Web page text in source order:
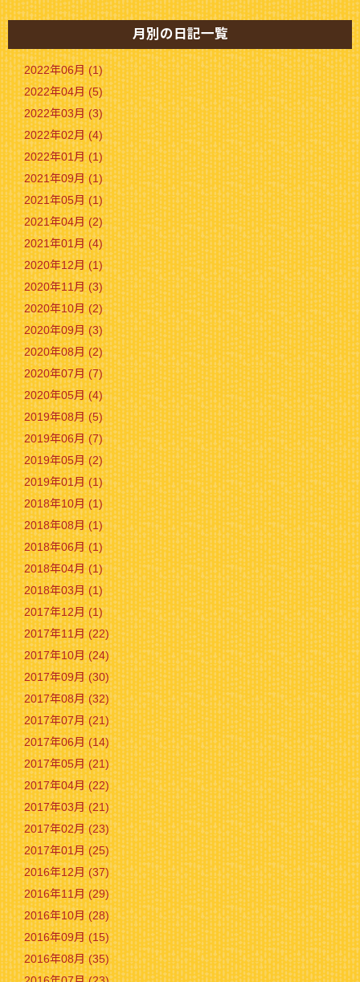
月別の日記一覧
2022年06月 (1)
2022年04月 (5)
2022年03月 (3)
2022年02月 (4)
2022年01月 (1)
2021年09月 (1)
2021年05月 (1)
2021年04月 (2)
2021年01月 (4)
2020年12月 (1)
2020年11月 (3)
2020年10月 (2)
2020年09月 (3)
2020年08月 (2)
2020年07月 (7)
2020年05月 (4)
2019年08月 (5)
2019年06月 (7)
2019年05月 (2)
2019年01月 (1)
2018年10月 (1)
2018年08月 (1)
2018年06月 (1)
2018年04月 (1)
2018年03月 (1)
2017年12月 (1)
2017年11月 (22)
2017年10月 (24)
2017年09月 (30)
2017年08月 (32)
2017年07月 (21)
2017年06月 (14)
2017年05月 (21)
2017年04月 (22)
2017年03月 (21)
2017年02月 (23)
2017年01月 (25)
2016年12月 (37)
2016年11月 (29)
2016年10月 (28)
2016年09月 (15)
2016年08月 (35)